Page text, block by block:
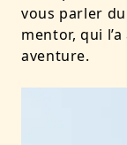
vous parler
mentor, qui
aventure.